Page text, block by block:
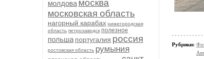
молдова москва
московская область
нагорный карабах нижегородская
область петрозаводск полезное
польша португалия россия
ростовская область румыния Рубрики: